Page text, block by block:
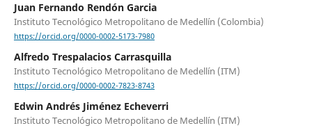
Juan Fernando Rendón Garcia
Instituto Tecnológico Metropolitano de Medellín (Colombia)
https://orcid.org/0000-0002-5173-7980
Alfredo Trespalacios Carrasquilla
Instituto Tecnológico Metropolitano de Medellín (ITM)
https://orcid.org/0000-0002-7823-8743
Edwin Andrés Jiménez Echeverri
Instituto Tecnológico Metropolitano de Medellín (ITM)